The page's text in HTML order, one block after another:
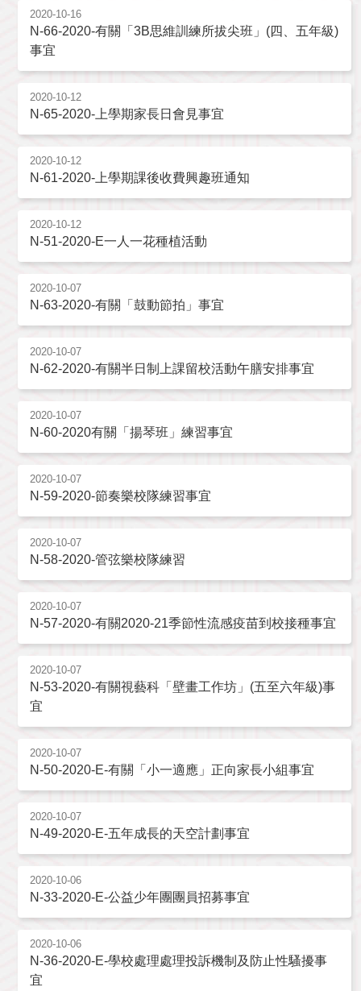
2020-10-16
N-66-2020-有關「3B思維訓練所拔尖班」(四、五年級)
事宜
2020-10-12
N-65-2020-上學期家長日會見事宜
2020-10-12
N-61-2020-上學期課後收費興趣班通知
2020-10-12
N-51-2020-E一人一花種植活動
2020-10-07
N-63-2020-有關「鼓動節拍」事宜
2020-10-07
N-62-2020-有關半日制上課留校活動午膳安排事宜
2020-10-07
N-60-2020有關「揚琴班」練習事宜
2020-10-07
N-59-2020-節奏樂校隊練習事宜
2020-10-07
N-58-2020-管弦樂校隊練習
2020-10-07
N-57-2020-有關2020-21季節性流感疫苗到校接種事宜
2020-10-07
N-53-2020-有關視藝科「壁畫工作坊」(五至六年級)事
宜
2020-10-07
N-50-2020-E-有關「小一適應」正向家長小組事宜
2020-10-07
N-49-2020-E-五年成長的天空計劃事宜
2020-10-06
N-33-2020-E-公益少年團團員招募事宜
2020-10-06
N-36-2020-E-學校處理處理投訴機制及防止性騷擾事
宜